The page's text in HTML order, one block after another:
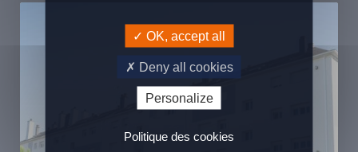
OK, accept all
Deny all cookies
Personalize
Politique des cookies